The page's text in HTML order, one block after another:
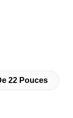
22 Pouces